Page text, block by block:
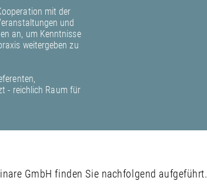
mit der
und
an, um Kenntnisse
weitergeben zu
- reichlich Raum für
GmbH finden Sie nachfolgend aufgeführt.